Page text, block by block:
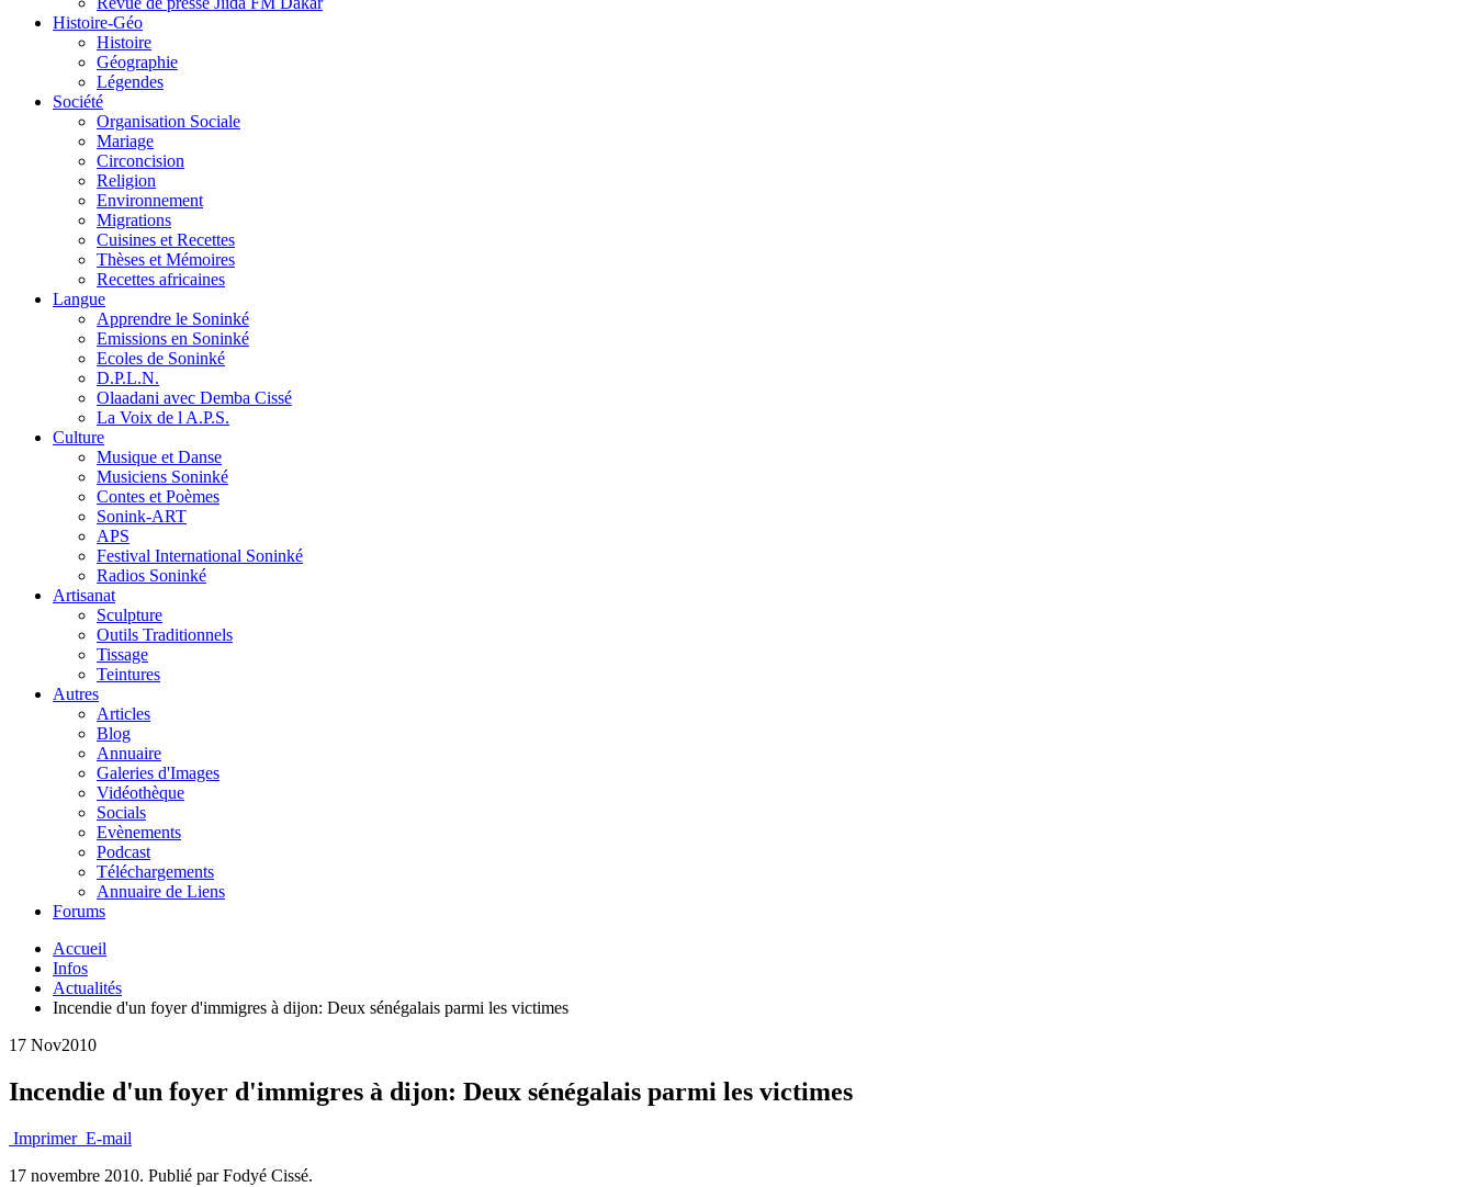
Histoire-Géo
Histoire
Géographie
Légendes
Société
Organisation Sociale
Mariage
Circoncision
Religion
Environnement
Migrations
Cuisines et Recettes
Thèses et Mémoires
Recettes africaines
Langue
Apprendre le Soninké
Emissions en Soninké
Ecoles de Soninké
D.P.L.N.
Olaadani avec Demba Cissé
La Voix de l A.P.S.
Culture
Musique et Danse
Musiciens Soninké
Contes et Poèmes
Sonink-ART
APS
Festival International Soninké
Radios Soninké
Artisanat
Sculpture
Outils Traditionnels
Tissage
Teintures
Autres
Articles
Blog
Annuaire
Galeries d'Images
Vidéothèque
Socials
Evènements
Podcast
Téléchargements
Annuaire de Liens
Forums
Accueil
Infos
Actualités
Incendie d'un foyer d'immigres à dijon: Deux sénégalais parmi les victimes
17 Nov2010
Incendie d'un foyer d'immigres à dijon: Deux sénégalais parmi les victimes
Imprimer E-mail
17 novembre 2010. Publié par Fodyé Cissé.